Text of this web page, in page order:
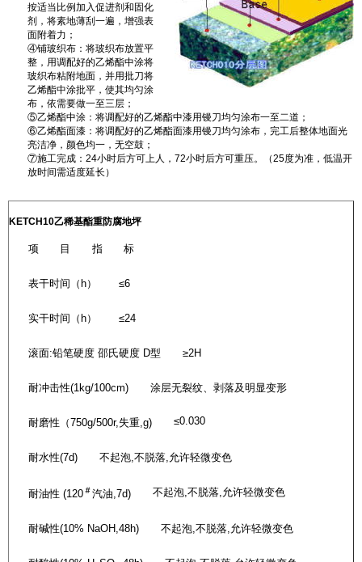
按适当比例加入促进剂和固化
剂，将素地薄刮一遍，增强表
面附着力；
④铺玻织布：将玻织布放置平
整，用调配好的乙烯酯中涂将
玻织布粘附地面，并用批刀将
乙烯酯中涂批平，使其均匀涂
布，依需要做一至三层；
⑤乙烯酯中涂：将调配好的乙烯酯中漆用镘刀均匀涂布一至二道；
⑥乙烯酯面漆：将调配好的乙烯酯面漆用镘刀均匀涂布，完工后整体地面光
亮洁净，颜色均一，无空鼓；
⑦施工完成：24小时后方可上人，72小时后方可重压。（25度为准，低温开
放时间需适度延长）
KETCH10乙稀基酯重防腐地坪
项 目 指 标
表干时间（ h） ≤6
实干时间（ h） ≤24
滚面:铅笔硬度 邵氏硬度 D型 ≥2H
耐冲击性(1kg/100cm) 涂层无裂纹、剥落及明显变形
耐磨性（750g/500r,失重,g) ≤0.030
耐水性(7d) 不起泡,不脱落,允许轻微变色
耐油性 (120＃汽油,7d) 不起泡,不脱落,允许轻微变色
耐碱性(10% NaOH,48h) 不起泡,不脱落,允许轻微变色